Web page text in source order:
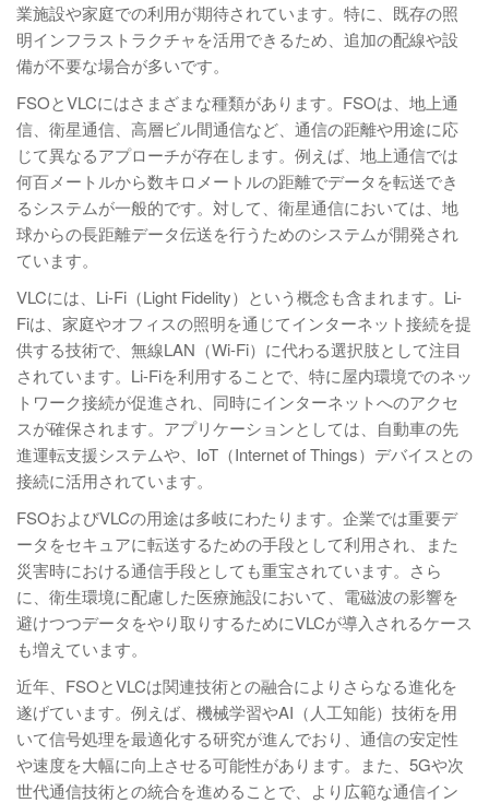
業施設や家庭での利用が期待されています。特に、既存の照
明インフラストラクチャを活用できるため、追加の配線や設
備が不要な場合が多いです。
FSOとVLCにはさまざまな種類があります。FSOは、地上通
信、衛星通信、高層ビル間通信など、通信の距離や用途に応
じて異なるアプローチが存在します。例えば、地上通信では
何百メートルから数キロメートルの距離でデータを転送でき
るシステムが一般的です。対して、衛星通信においては、地
球からの長距離データ伝送を行うためのシステムが開発され
ています。
VLCには、Li-Fi（Light Fidelity）という概念も含まれます。Li-
Fiは、家庭やオフィスの照明を通じてインターネット接続を提
供する技術で、無線LAN（Wi-Fi）に代わる選択肢として注目
されています。Li-Fiを利用することで、特に屋内環境でのネッ
トワーク接続が促進され、同時にインターネットへのアクセ
スが確保されます。アプリケーションとしては、自動車の先
進運転支援システムや、IoT（Internet of Things）デバイスとの
接続に活用されています。
FSOおよびVLCの用途は多岐にわたります。企業では重要デ
ータをセキュアに転送するための手段として利用され、また
災害時における通信手段としても重宝されています。さら
に、衛生環境に配慮した医療施設において、電磁波の影響を
避けつつデータをやり取りするためにVLCが導入されるケース
も増えています。
近年、FSOとVLCは関連技術との融合によりさらなる進化を
遂げています。例えば、機械学習やAI（人工知能）技術を用
いて信号処理を最適化する研究が進んでおり、通信の安定性
や速度を大幅に向上させる可能性があります。また、5Gや次
世代通信技術との統合を進めることで、より広範な通信イン